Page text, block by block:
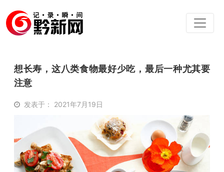
想长寿，这八类食物最好少吃，最后一种尤其要
注意
发表于： 2021年7月19日